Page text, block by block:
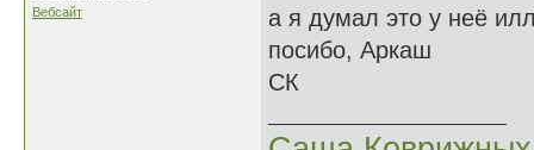
Вебсайт
а я думал это у неё
посибо, Аркаш
СК